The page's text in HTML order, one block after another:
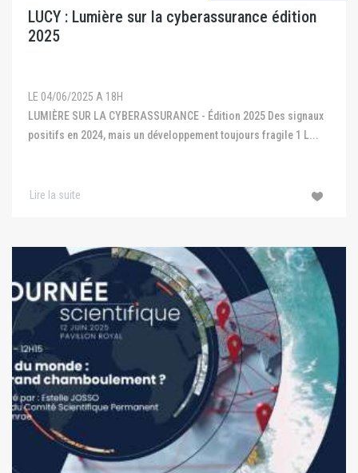
LUCY : Lumière sur la cyberassurance édition
2025
LE 04/06/2025 A 18H
LUMIÈRE SUR LA CYBERASSURANCE - Édition 2025 Des signaux
positifs en 2024, mais un développement toujours fragile 1 L...
Lire la suite